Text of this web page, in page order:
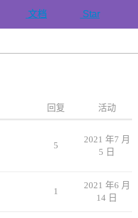
文档 Star
回复 活动
5
2021 年7 月
5 日
1
2021 年6 月
14 日